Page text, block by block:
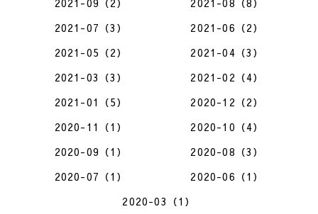
2021-09（2）
2021-08（8）
2021-07（3）
2021-06（2）
2021-05（2）
2021-04（3）
2021-03（3）
2021-02（4）
2021-01（5）
2020-12（2）
2020-11（1）
2020-10（4）
2020-09（1）
2020-08（3）
2020-07（1）
2020-06（1）
2020-03（1）